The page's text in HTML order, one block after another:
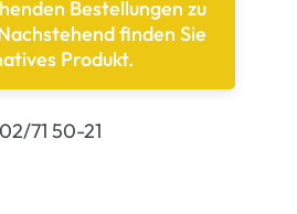
Bestellungen zu
finden Sie
Produkt.
71 50-21